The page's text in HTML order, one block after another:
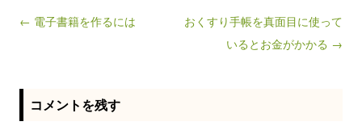
Post navigation
← 電子書籍を作るには
おくすり手帳を真面目に使って
いるとお金がかかる →
コメントを残す